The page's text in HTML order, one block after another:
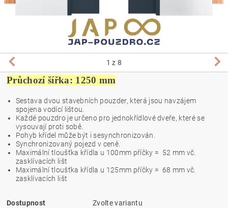
1 z 8
Průchozí šířka: 1250 mm
Sestava dvou stavebních pouzder, která jsou navzájem
spojena vodící lištou.
Každé pouzdro je určeno pro jednokřídlové dveře, které se
vysouvají proti sobě.
Pohyb křídel může být i sesynchronizován.
Synchronizovaný pojezd v ceně.
Maximální tloušťka křídla u 100mm příčky = 52 mm vč.
zasklívacích lišt
Maximální tloušťka křídla u 125mm příčky = 68 mm vč.
zasklívacích lišt
Dostupnost Zvolte variantu